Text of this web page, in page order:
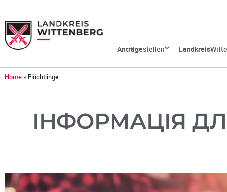
Anträgestellen Landkreis
Home » Flüchtlinge
ІНФОРМАЦІЯ